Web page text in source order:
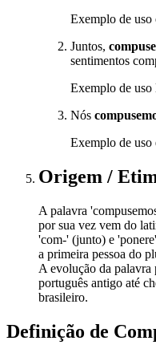
Exemplo de uso
Juntos,
sentimentos
Exemplo de uso
Nós
Exemplo de uso
Origem /
A palavra
por sua vez vem do
'com-' (junto) e
a primeira pessoa do
A evolução da palavra
português antigo até
brasileiro.
Definição de